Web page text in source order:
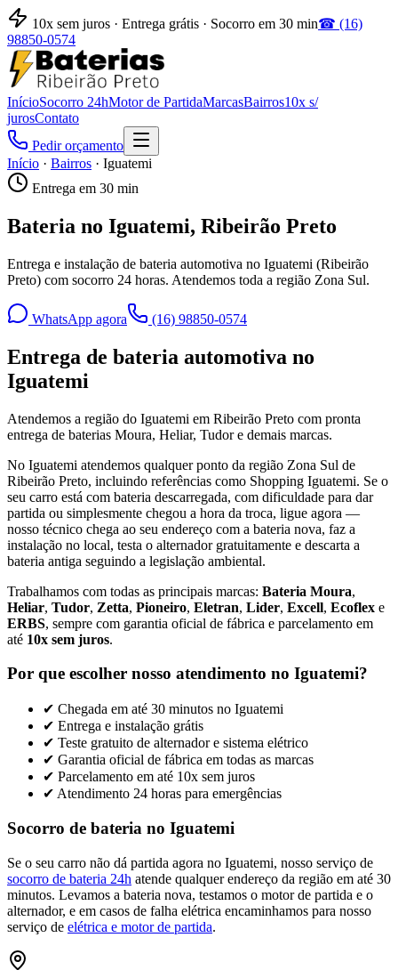
10x sem juros · Entrega grátis · Socorro em 30 min☎ (16)
98850-0574
InícioSocorro 24hMotor de PartidaMarcasBairros10x s/
jurosContato
Pedir orçamento
Início · Bairros · Iguatemi
Entrega em 30 min
Bateria no Iguatemi, Ribeirão Preto
Entrega e instalação de bateria automotiva no Iguatemi (Ribeirão
Preto) com socorro 24 horas. Atendemos toda a região Zona Sul.
WhatsApp agora (16) 98850-0574
Entrega de bateria automotiva no
Iguatemi
Atendemos a região do Iguatemi em Ribeirão Preto com pronta
entrega de baterias Moura, Heliar, Tudor e demais marcas.
No Iguatemi atendemos qualquer ponto da região Zona Sul de
Ribeirão Preto, incluindo referências como Shopping Iguatemi. Se o
seu carro está com bateria descarregada, com dificuldade para dar
partida ou simplesmente chegou a hora da troca, ligue agora —
nosso técnico chega ao seu endereço com a bateria nova, faz a
instalação no local, testa o alternador gratuitamente e descarta a
bateria antiga seguindo a legislação ambiental.
Trabalhamos com todas as principais marcas: Bateria Moura,
Heliar, Tudor, Zetta, Pioneiro, Eletran, Lider, Excell, Ecoflex e
ERBS, sempre com garantia oficial de fábrica e parcelamento em
até 10x sem juros.
Por que escolher nosso atendimento no Iguatemi?
✔ Chegada em até 30 minutos no Iguatemi
✔ Entrega e instalação grátis
✔ Teste gratuito de alternador e sistema elétrico
✔ Garantia oficial de fábrica em todas as marcas
✔ Parcelamento em até 10x sem juros
✔ Atendimento 24 horas para emergências
Socorro de bateria no Iguatemi
Se o seu carro não dá partida agora no Iguatemi, nosso serviço de
socorro de bateria 24h atende qualquer endereço da região em até 30
minutos. Levamos a bateria nova, testamos o motor de partida e o
alternador, e em casos de falha elétrica encaminhamos para nosso
serviço de elétrica e motor de partida.